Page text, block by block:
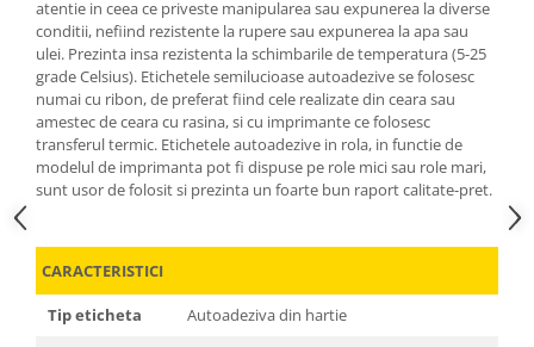
atentie in ceea ce priveste manipularea sau expunerea la diverse
conditii, nefiind rezistente la rupere sau expunerea la apa sau
ulei. Prezinta insa rezistenta la schimbarile de temperatura (5-25
grade Celsius). Etichetele semilucioase autoadezive se folosesc
numai cu ribon, de preferat fiind cele realizate din ceara sau
amestec de ceara cu rasina, si cu imprimante ce folosesc
transferul termic. Etichetele autoadezive in rola, in functie de
modelul de imprimanta pot fi dispuse pe role mici sau role mari,
sunt usor de folosit si prezinta un foarte bun raport calitate-pret.
CARACTERISTICI
Tip eticheta
Autoadeziva din hartie